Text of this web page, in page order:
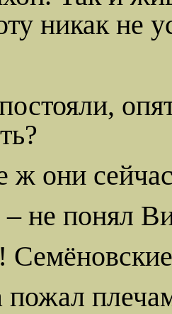
никак не
ж они
не понял
пожал